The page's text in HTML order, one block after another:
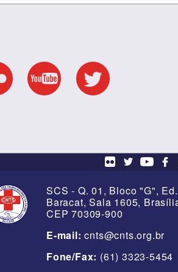
SCS - Q. 01, Bloco "G", Ed.
Baracat, Sala 1605,
CEP 70309-900
E-mail: cnts@cnts.org.br
Fone/Fax: (61) 3323-5454